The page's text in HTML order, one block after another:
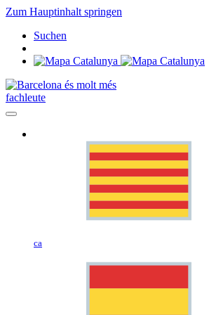
Zum Hauptinhalt springen
Suchen
fachleute
ca